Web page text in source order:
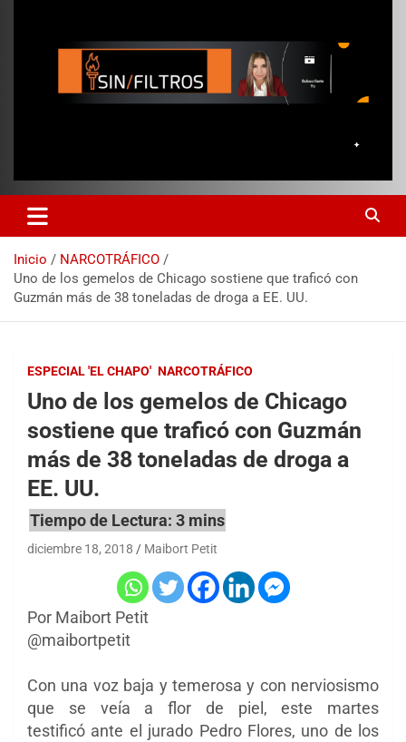
Inicio
NARCOTRÁFICO
Uno de los gemelos de Chicago sostiene que traficó con
Guzmán más de 38 toneladas de droga a EE. UU.
ESPECIAL 'EL CHAPO' NARCOTRÁFICO
Uno de los gemelos de Chicago
sostiene que traficó con Guzmán
más de 38 toneladas de droga a
EE. UU.
diciembre 18, 2018 Maibort Petit
Por Maibort Petit
@maibortpetit
Con una voz baja y temerosa y con nerviosismo
que se veía a flor de piel, este martes
testificó ante el jurado Pedro Flores, uno de los